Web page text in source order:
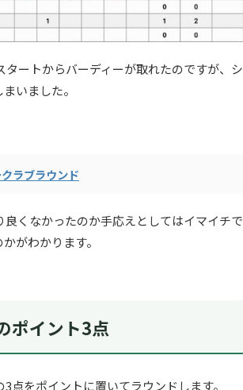
ートからバーディーが取れたのですが、シ
いました。
ラブラウンド
くなかったのか手応えとしてはイマイチで
がわかります。
ポイント3点
点をポイントに置いてラウンドします。